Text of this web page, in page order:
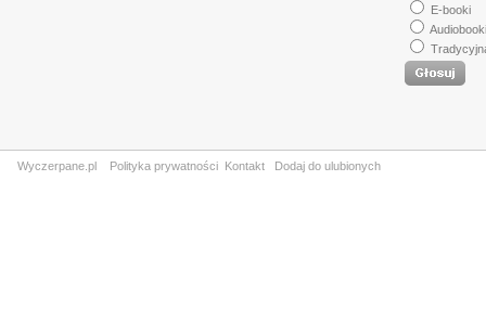
E-booki
Audiobooki
Wyczerpane.pl Polityka prywatności Kontakt Dodaj do ulubionych